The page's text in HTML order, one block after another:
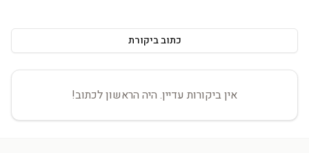
כתוב ביקורת
אין ביקורות עדיין. היה הראשון לכתוב!